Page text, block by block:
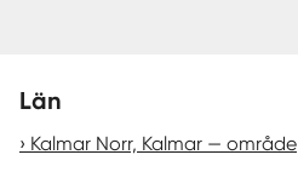
Län
Kalmar Norr, Kalmar — område